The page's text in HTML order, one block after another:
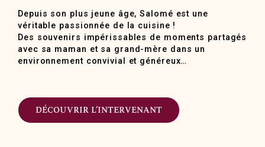
Depuis son plus jeune âge, Salomé est une
véritable passionnée de la cuisine !
Des souvenirs impérissables de moments partagés
avec sa maman et sa grand-mère dans un
environnement convivial et généreux…
DÉCOUVRIR L’INTERVENANT